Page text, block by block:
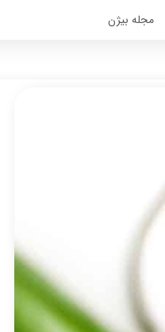
مجله بیژن